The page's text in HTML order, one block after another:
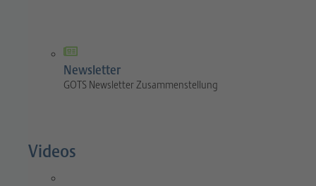
Newsletter
GOTS Newsletter Zusammenstellung
Videos